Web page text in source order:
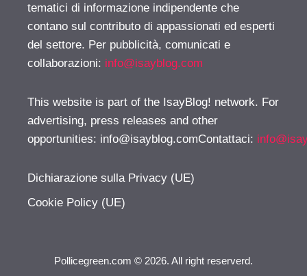
tematici di informazione indipendente che
contano sul contributo di appassionati ed esperti
del settore. Per pubblicità, comunicati e
collaborazioni: info@isayblog.com
This website is part of the IsayBlog! network. For
advertising, press releases and other
opportunities: info@isayblog.comContattaci:
Dichiarazione sulla Privacy (UE)
Cookie Policy (UE)
Pollicegreen.com © 2026. All right reserverd.